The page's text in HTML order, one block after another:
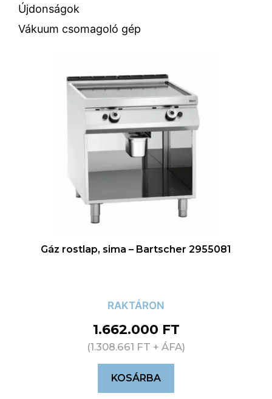
Újdonságok
Vákuum csomagoló gép
Gáz rostlap, sima – Bartscher 2955081
RAKTÁRON
1.662.000 FT
(1.308.661 FT + ÁFA)
KOSÁRBA